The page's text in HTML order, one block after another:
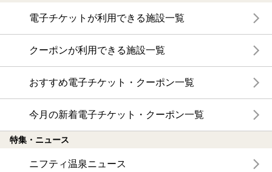
電子チケットが利用できる施設一覧
クーポンが利用できる施設一覧
おすすめ電子チケット・クーポン一覧
今月の新着電子チケット・クーポン一覧
特集・ニュース
ニフティ温泉ニュース